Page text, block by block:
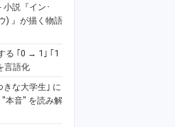
説『イン･
) 』が描く物語
る ｢0 → 1｣ ｢1
言語化
きな大学生｣ に
本音" を読み解